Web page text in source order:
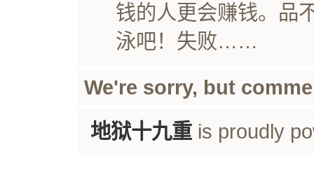
钱的人更会赚钱。品
泳吧！失败……
We're sorry, but
地狱十九重is proudly